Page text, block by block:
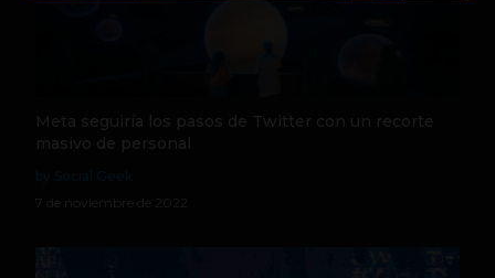
Meta seguiría los pasos de Twitter con un recorte
masivo de personal
7 de noviembre de 2022